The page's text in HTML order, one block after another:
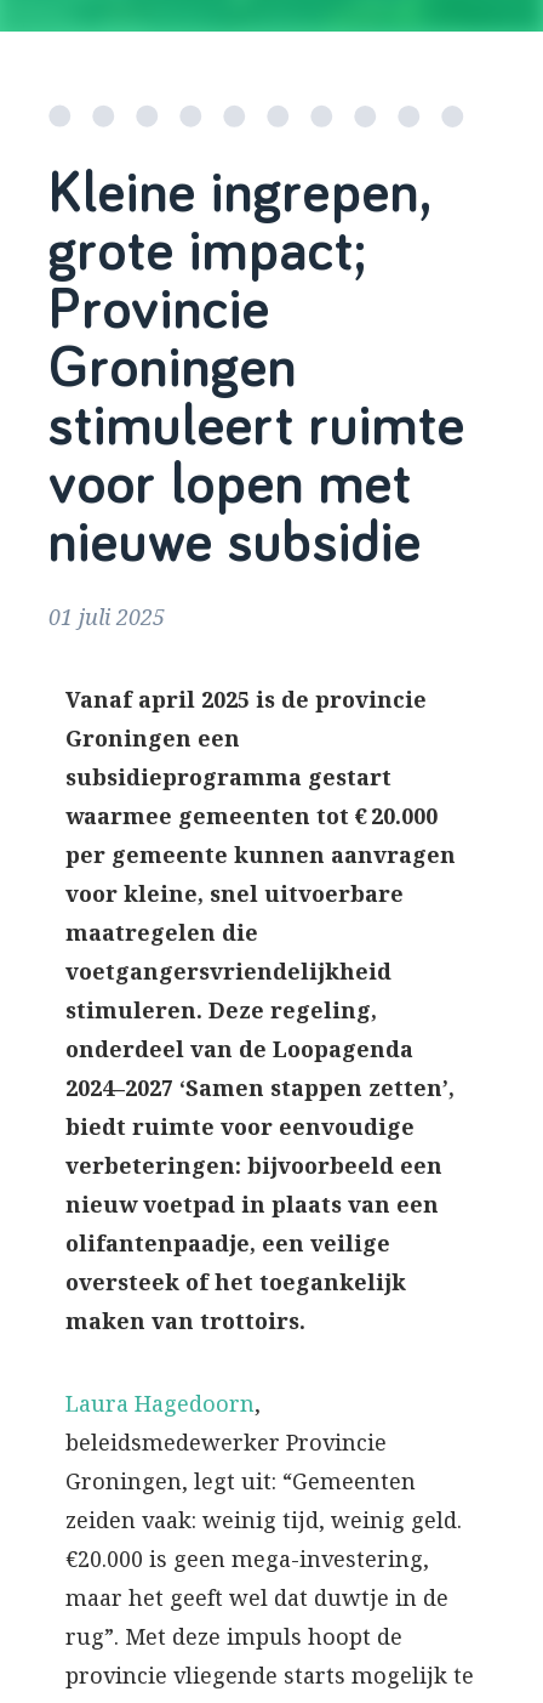
Kleine ingrepen,
grote impact;
Provincie
Groningen
stimuleert ruimte
voor lopen met
nieuwe subsidie
01 juli 2025
Vanaf april 2025 is de provincie
Groningen een
subsidieprogramma gestart
waarmee gemeenten tot € 20.000
per gemeente kunnen aanvragen
voor kleine, snel uitvoerbare
maatregelen die
voetgangersvriendelijkheid
stimuleren. Deze regeling,
onderdeel van de Loopagenda
2024–2027 ‘Samen stappen zetten’,
biedt ruimte voor eenvoudige
verbeteringen: bijvoorbeeld een
nieuw voetpad in plaats van een
olifantenpaadje, een veilige
oversteek of het toegankelijk
maken van trottoirs.
Laura Hagedoorn,
beleidsmedewerker Provincie
Groningen, legt uit: “Gemeenten
zeiden vaak: weinig tijd, weinig geld.
€20.000 is geen mega-investering,
maar het geeft wel dat duwtje in de
rug”. Met deze impuls hoopt de
provincie vliegende starts mogelijk te